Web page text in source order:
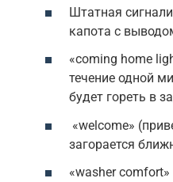
Штатная
капота с
«coming home
течение одной
будет гореть в
«welcome»
загорается
«washer